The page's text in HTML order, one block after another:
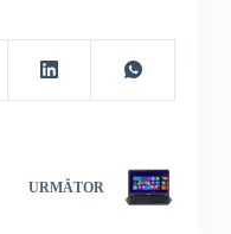
URMĂTOR